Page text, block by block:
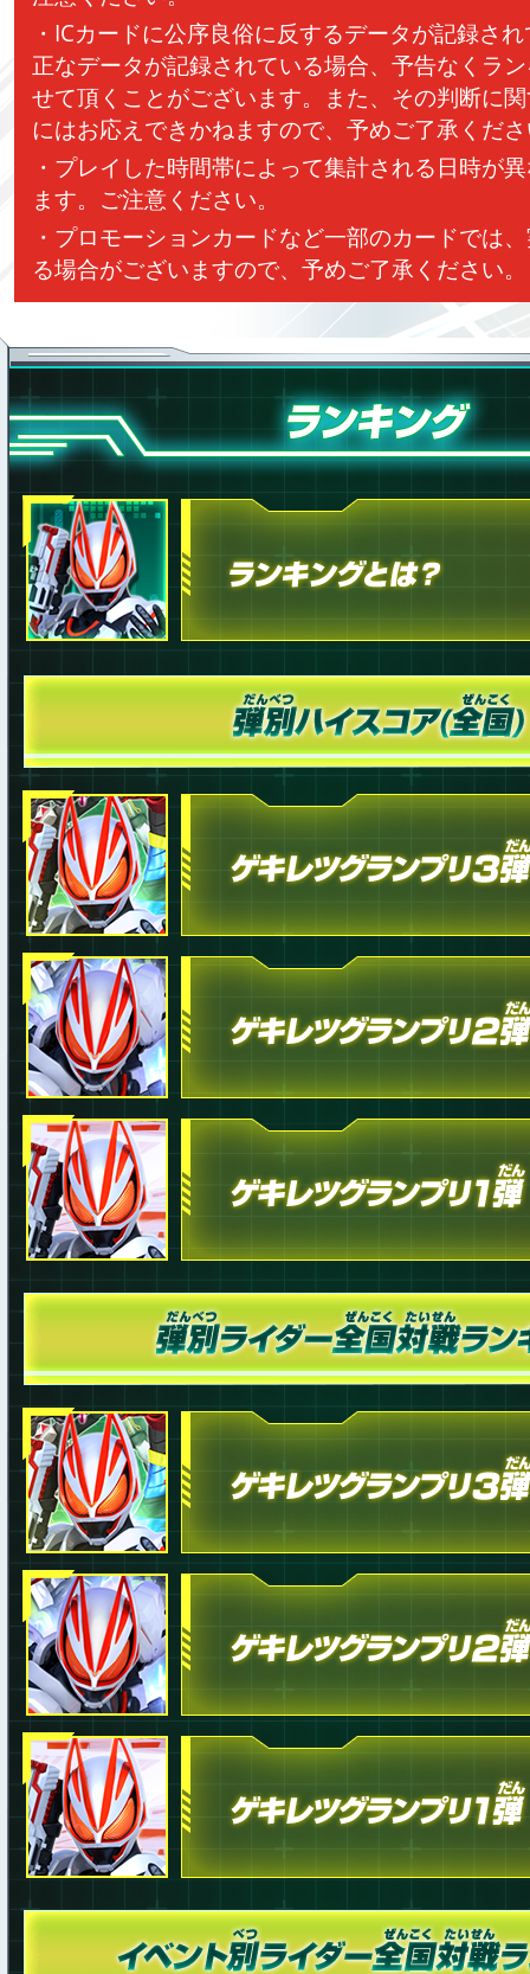
・ICカードに公序良俗に反するデータが記録さ
正なデータが記録されている場合、予告なくラ
せて頂くことがございます。また、その判断に
にはお応えできかねますので、予めご了承くだ
・プレイした時間帯によって集計される日時が
ます。ご注意ください。
・プロモーションカードなど一部のカードでは
る場合がございますので、予めご了承ください。